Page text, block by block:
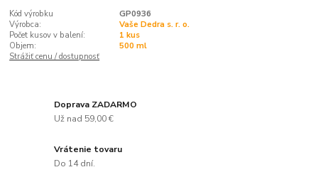
Kód výrobku
GP0936
Výrobca:
Vaše Dedra s. r. o.
Počet kusov v balení:
1 kus
Objem:
500 ml
Strážiť cenu / dostupnosť
Doprava ZADARMO
Už nad 59,00 €
Vrátenie tovaru
Do 14 dní.